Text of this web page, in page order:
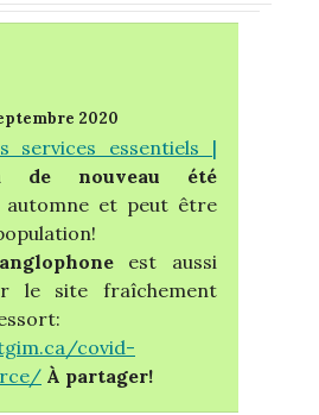
2020
services essentiels |
nouveau été
et peut être
est aussi
le site fraîchement
covid-
À partager!